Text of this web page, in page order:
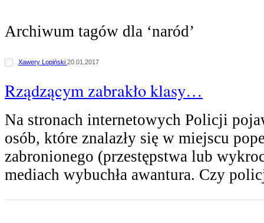
Archiwum tagów dla ‘naród’
Xawery Lopiński 20.01.2017
Rządzącym zabrakło klasy…
Na stronach internetowych Policji
osób, które znalazły się w miejscu
zabronionego (przestępstwa lub
mediach wybuchła awantura. Czy